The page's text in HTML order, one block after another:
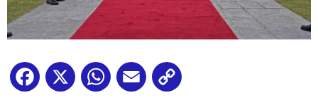
Facebook
X WhatsApp
Email